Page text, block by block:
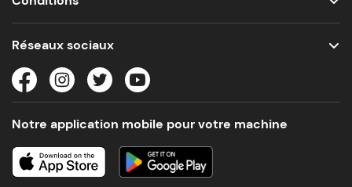
Réseaux sociaux
Notre application mobile pour votre machine